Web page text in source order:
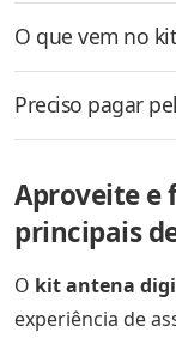
O que vem no
Preciso pagar
Aproveite e
principais
O kit antena
experiência de